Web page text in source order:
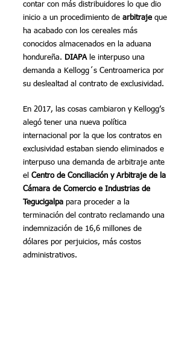
contar con más distribuidores lo que dio
inicio a un procedimiento de arbitraje que
ha acabado con los cereales más
conocidos almacenados en la aduana
hondureña. DIAPA le interpuso una
demanda a Kellogg´s Centroamerica por
su deslealtad al contrato de exclusividad.
En 2017, las cosas cambiaron y Kellogg’s
alegó tener una nueva política
internacional por la que los contratos en
exclusividad estaban siendo eliminados e
interpuso una demanda de arbitraje ante
el Centro de Conciliación y Arbitraje de la
Cámara de Comercio e Industrias de
Tegucigalpa para proceder a la
terminación del contrato reclamando una
indemnización de 16,6 millones de
dólares por perjuicios, más costos
administrativos.